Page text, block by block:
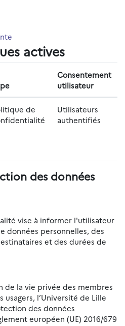
actives
Consentement
utilisateur
de
Utilisateurs
authentifiés
des données
vise à informer l'utilisateur
personnelles, des
et des durées de
de la vie privée des membres
l’Université de Lille
des données
européen (UE) 2016/679